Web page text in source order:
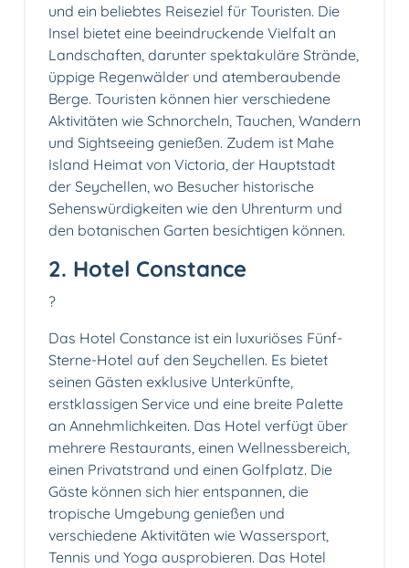
und ein beliebtes Reiseziel für Touristen. Die
Insel bietet eine beeindruckende Vielfalt an
Landschaften, darunter spektakuläre Strände,
üppige Regenwälder und atemberaubende
Berge. Touristen können hier verschiedene
Aktivitäten wie Schnorcheln, Tauchen, Wandern
und Sightseeing genießen. Zudem ist Mahe
Island Heimat von Victoria, der Hauptstadt
der Seychellen, wo Besucher historische
Sehenswürdigkeiten wie den Uhrenturm und
den botanischen Garten besichtigen können.
2. Hotel Constance
?
Das Hotel Constance ist ein luxuriöses Fünf-
Sterne-Hotel auf den Seychellen. Es bietet
seinen Gästen exklusive Unterkünfte,
erstklassigen Service und eine breite Palette
an Annehmlichkeiten. Das Hotel verfügt über
mehrere Restaurants, einen Wellnessbereich,
einen Privatstrand und einen Golfplatz. Die
Gäste können sich hier entspannen, die
tropische Umgebung genießen und
verschiedene Aktivitäten wie Wassersport,
Tennis und Yoga ausprobieren. Das Hotel